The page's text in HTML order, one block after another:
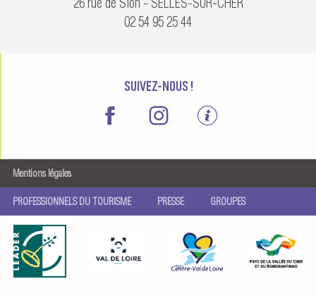
02 54 95 25 44
SUIVEZ-NOUS !
Mentions légales
PROFESSIONNELS DU TOURISME PRESSE GROUPES